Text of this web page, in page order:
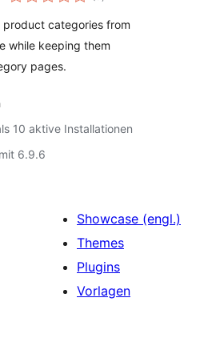
product categories from
while keeping them
pages.
10 aktive Installationen
6.9.6
Showcase (engl.)
Themes
Plugins
Vorlagen